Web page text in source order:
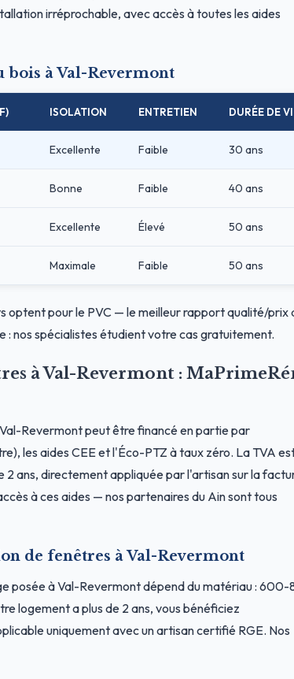
irréprochable, avec accès à toutes les aides
bois à Val-Revermont
ISOLATION ENTRETIEN DURÉE DE
Excellente Faible 30 ans
Bonne Faible 40 ans
Excellente Élevé 50 ans
Maximale Faible 50 ans
optent pour le PVC — le meilleur rapport qualité/prix
: nos spécialistes étudient votre cas gratuitement.
à Val-Revermont :
Revermont peut être financé en partie par
les aides CEE et l'Éco-PTZ à taux zéro. La TVA
2 ans, directement appliquée par l'artisan sur la
à ces aides — nos partenaires du Ain sont tous
de fenêtres à Val-Revermont
posée à Val-Revermont dépend du matériau :
logement a plus de 2 ans, vous bénéficiez
uniquement avec un artisan certifié RGE. Nos